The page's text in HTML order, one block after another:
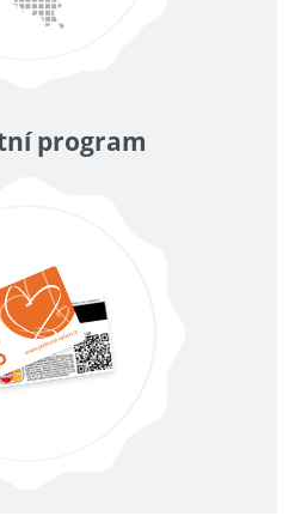
program